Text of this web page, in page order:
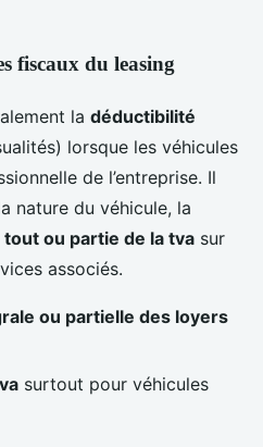
fiscaux du leasing
la déductibilité
lorsque les véhicules
de l’entreprise. Il
nature du véhicule, la
ou partie de la tva sur
associés.
ou partielle des loyers
surtout pour véhicules